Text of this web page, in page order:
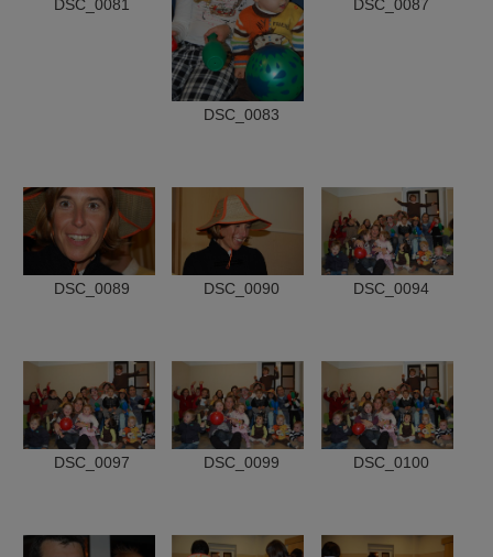
DSC_0081
DSC_0083
DSC_0087
DSC_0089 DSC_0090 DSC_0094
DSC_0097 DSC_0099 DSC_0100